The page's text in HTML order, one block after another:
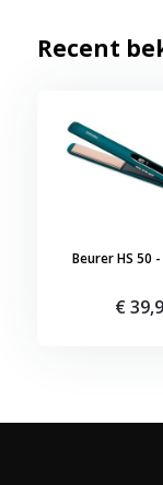
Recent
Beurer HS 50
€